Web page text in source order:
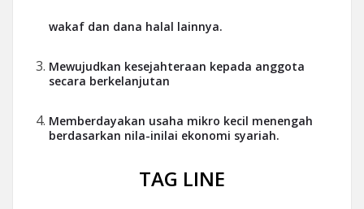
wakaf dan dana halal lainnya.
Mewujudkan kesejahteraan kepada anggota
secara berkelanjutan
Memberdayakan usaha mikro kecil menengah
berdasarkan nila-inilai ekonomi syariah.
TAG LINE